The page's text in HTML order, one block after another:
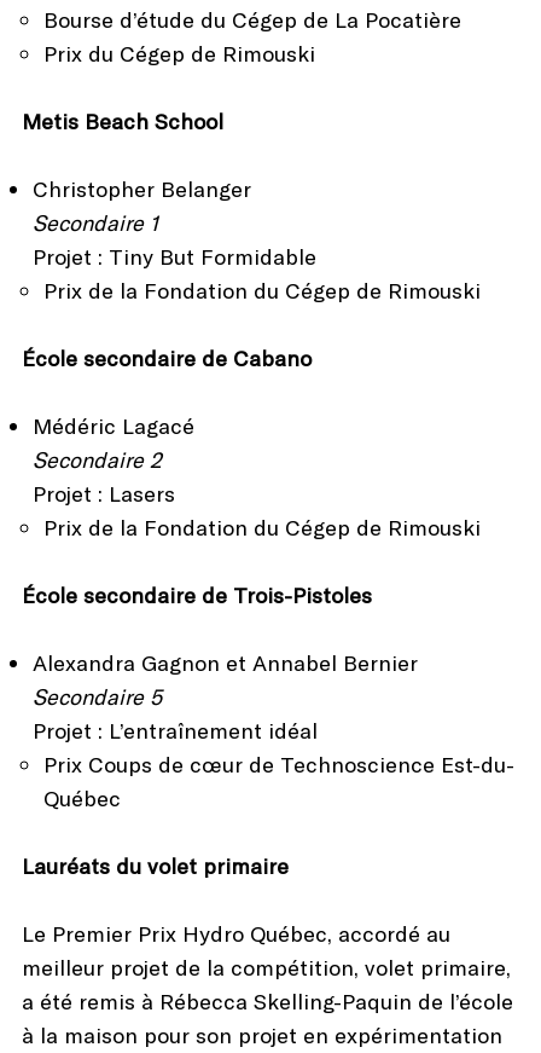
Bourse d’étude du Cégep de La Pocatière
Prix du Cégep de Rimouski
Metis Beach School
Christopher Belanger
Secondaire 1
Projet : Tiny But Formidable
Prix de la Fondation du Cégep de Rimouski
École secondaire de Cabano
Médéric Lagacé
Secondaire 2
Projet : Lasers
Prix de la Fondation du Cégep de Rimouski
École secondaire de Trois-Pistoles
Alexandra Gagnon et Annabel Bernier
Secondaire 5
Projet : L’entraînement idéal
Prix Coups de cœur de Technoscience Est-du-
Québec
Lauréats du volet primaire
Le Premier Prix Hydro Québec, accordé au
meilleur projet de la compétition, volet primaire,
a été remis à Rébecca Skelling-Paquin de l’école
à la maison pour son projet en expérimentation